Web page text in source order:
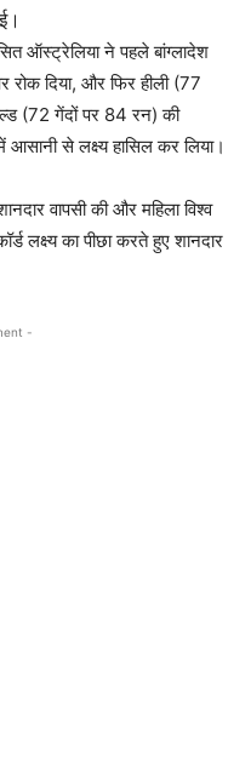
ऑस्ट्रेलिया ने पहले बांग्लादेश
दिया, और फिर हीली (77
(72 गेंदों पर 84 रन) की
से लक्ष्य हासिल कर लिया।
वापसी की और महिला विश्व
लक्ष्य का पीछा करते हुए शानदार
-